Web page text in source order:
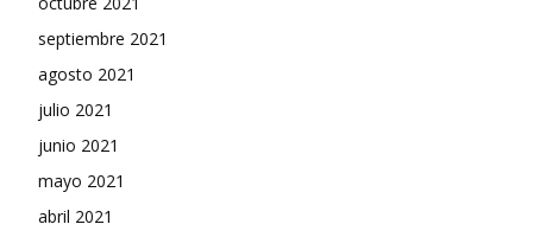
septiembre 2021
agosto 2021
julio 2021
junio 2021
mayo 2021
abril 2021